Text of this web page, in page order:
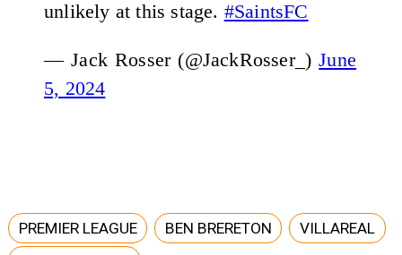
unlikely at this stage. #SaintsFC
— Jack Rosser (@JackRosser_)June
5, 2024
PREMIER LEAGUE BEN BRERETON
VILLAREAL